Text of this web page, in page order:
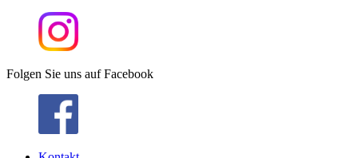
Folgen Sie uns auf Facebook